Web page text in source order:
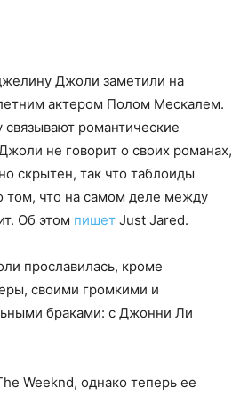
Джоли заметили на
актером Полом Мескалем.
связывают романтические
не говорит о своих романах,
скрытен, так что таблоиды
том, что на самом деле между
Об этом пишет Just Jared.
прославилась, кроме
своими громкими и
браками: с Джонни Ли
Weeknd, однако теперь ее